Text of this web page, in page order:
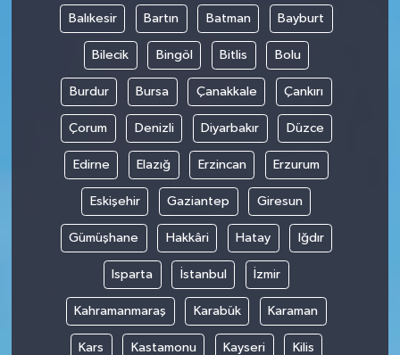
Balıkesir Bartın Batman Bayburt
Bilecik Bingöl Bitlis Bolu
Burdur Bursa Çanakkale Çankırı
Çorum Denizli Diyarbakır Düzce
Edirne Elazığ Erzincan Erzurum
Eskişehir Gaziantep Giresun
Gümüşhane Hakkâri Hatay Iğdır
Isparta İstanbul İzmir
Kahramanmaraş Karabük Karaman
Kars Kastamonu Kayseri Kilis